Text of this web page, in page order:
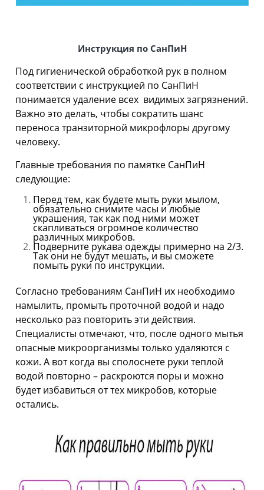
Инструкция по СанПиН
Под гигиенической обработкой рук в полном
соответствии с инструкцией по СанПиН
понимается удаление всех видимых загрязнений.
Важно это делать, чтобы сократить шанс
переноса транзиторной микрофлоры другому
человеку.
Главные требования по памятке СанПиН
следующие:
Перед тем, как будете мыть руки мылом,
обязательно снимите часы и любые
украшения, так как под ними может
скапливаться огромное количество
различных микробов.
Подверните рукава одежды примерно на 2/3.
Так они не будут мешать, и вы сможете
помыть руки по инструкции.
Согласно требованиям СанПиН их необходимо
намылить, промыть проточной водой и надо
несколько раз повторить эти действия.
Специалисты отмечают, что, после одного мытья
опасные микроорганизмы только удаляются с
кожи. А вот когда вы сполоснете руки теплой
водой повторно – раскроются поры и можно
будет избавиться от тех микробов, которые
остались.